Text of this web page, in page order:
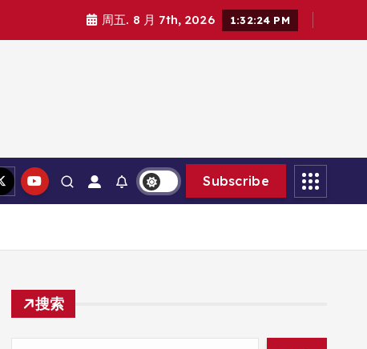
周五. 8 月 7th, 2026 1:32:25 PM
Subscribe
搜索